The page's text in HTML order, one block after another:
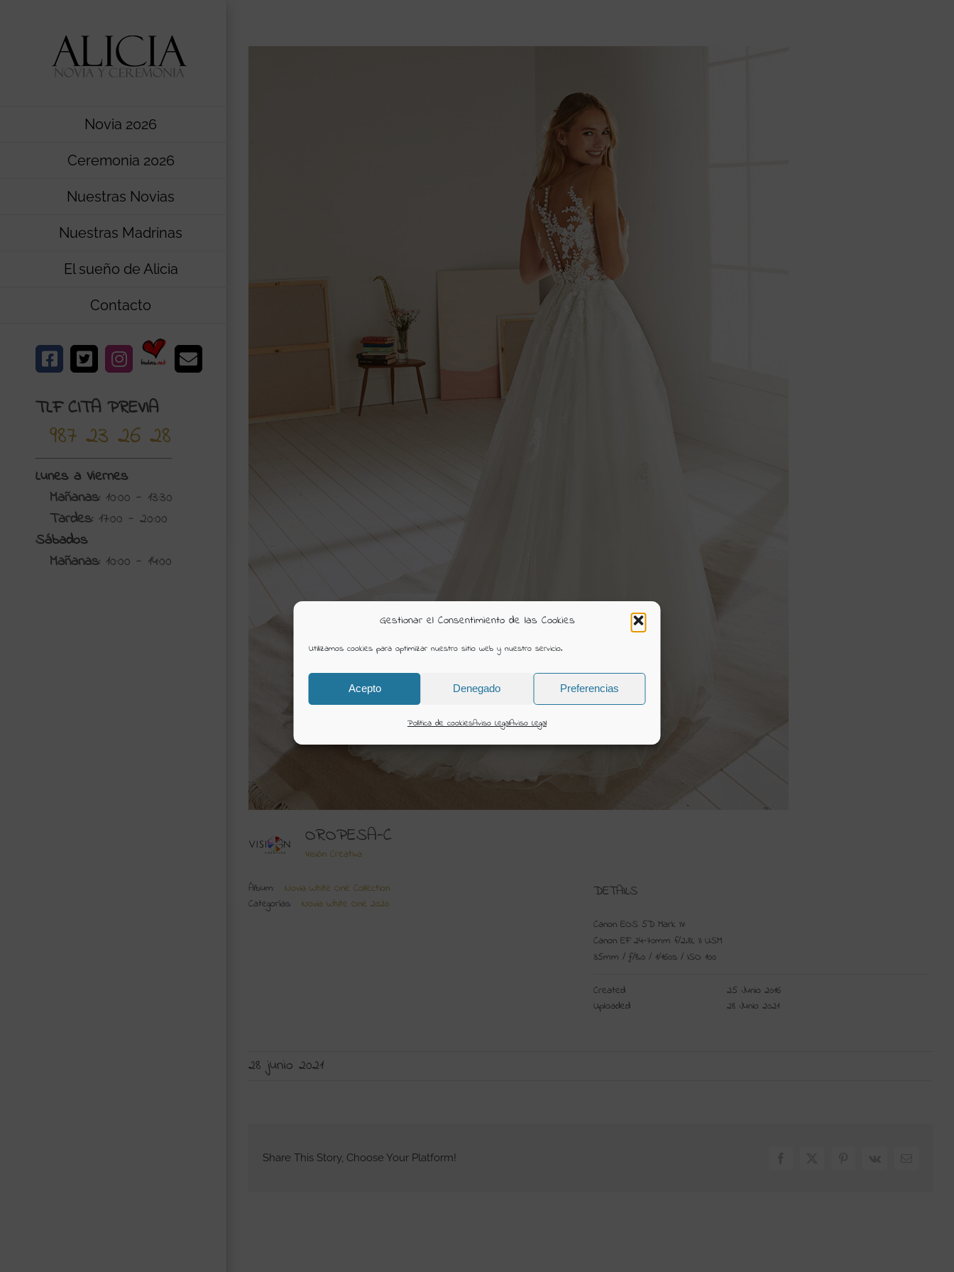
Gestionar el Consentimiento de las Cookies
Utilizamos cookies para optimizar nuestro sitio web y nuestro servicio.
Acepto Denegado Preferencias
Política de cookiesAviso LegalAviso Legal
Novia 2026
Ceremonia 2026
Nuestras Novias
Nuestras Madrinas
El sueño de Alicia
Contacto
Facebook
X Instagram
Bodas.net
Correo
TLF CITA PREVIA
987 23 26 28
Lunes a Viernes
Mañanas: 10:00 - 13:30
Tardes: 17:00 - 20:00
Sábados
Mañanas: 10:00 - 14:00
OROPESA-C
Visión Creativa
Álbum:
Novia White One Collection
Categorías:
Novia White One 2020
DETAILS
Canon EOS 5D Mark IV
Canon EF 24-70mm f/2.8L II USM
35mm / ƒ/8.0 / 1/160s / ISO 100
Created
25 Junio 2016
Uploaded
28 Junio 2021
28 junio 2021
Share This Story, Choose Your Platform!